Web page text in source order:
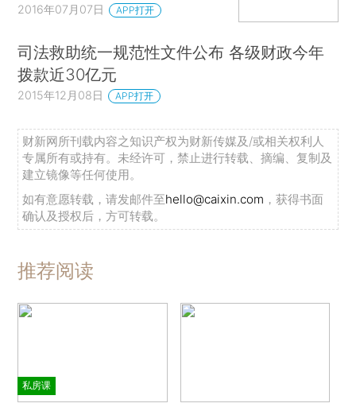
2016年07月07日 APP打开
司法救助统一规范性文件公布 各级财政今年
拨款近30亿元
2015年12月08日 APP打开
财新网所刊载内容之知识产权为财新传媒及/或相关权利人
专属所有或持有。未经许可，禁止进行转载、摘编、复制及
建立镜像等任何使用。
如有意愿转载，请发邮件至hello@caixin.com ，获得书面
确认及授权后，方可转载。
推荐阅读
私房课